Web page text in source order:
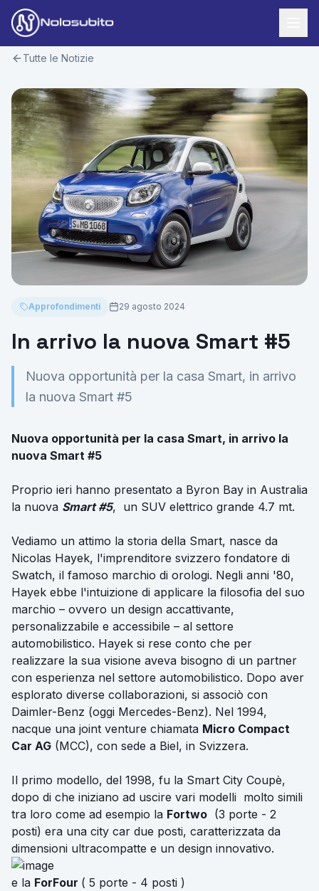
Offerte Noleggio
Offerte Business
Offerte Privati
Offerte Moto
Veicoli Commerciali
Offerte Re-Use
News
Usato Sicuro
Lavora con Noi
Contatti
Area Cliente
Richiedi Preventivo
Tutte le Notizie
Approfondimenti 29 agosto 2024
In arrivo la nuova Smart #5
Nuova opportunità per la casa Smart, in arrivo
la nuova Smart #5
Nuova opportunità per la casa Smart, in arrivo la
nuova Smart #5
Proprio ieri hanno presentato a Byron Bay in Australia
la nuova Smart #5, un SUV elettrico grande 4.7 mt.
Vediamo un attimo la storia della Smart, nasce da
Nicolas Hayek, l'imprenditore svizzero fondatore di
Swatch, il famoso marchio di orologi. Negli anni '80,
Hayek ebbe l'intuizione di applicare la filosofia del suo
marchio – ovvero un design accattivante,
personalizzabile e accessibile – al settore
automobilistico. Hayek si rese conto che per
realizzare la sua visione aveva bisogno di un partner
con esperienza nel settore automobilistico. Dopo aver
esplorato diverse collaborazioni, si associò con
Daimler-Benz (oggi Mercedes-Benz). Nel 1994,
nacque una joint venture chiamata Micro Compact
Car AG (MCC), con sede a Biel, in Svizzera.
Il primo modello, del 1998, fu la Smart City Coupè,
dopo di che iniziano ad uscire vari modelli molto simili
tra loro come ad esempio la Fortwo (3 porte - 2
posti) era una city car due posti, caratterizzata da
dimensioni ultracompatte e un design innovativo.
e la ForFour ( 5 porte - 4 posti )